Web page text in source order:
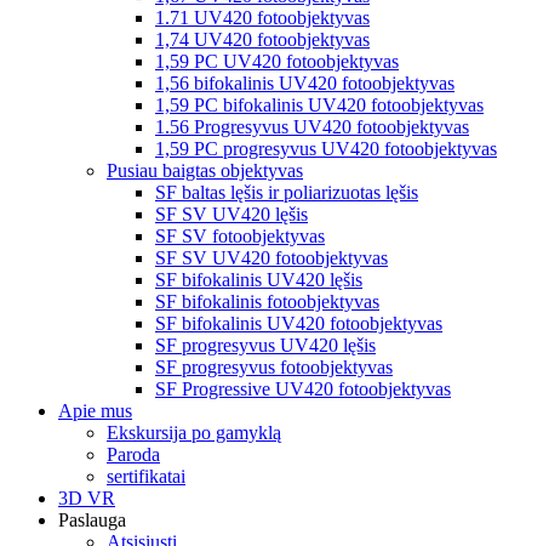
1.71 UV420 fotoobjektyvas
1,74 UV420 fotoobjektyvas
1,59 PC UV420 fotoobjektyvas
1,56 bifokalinis UV420 fotoobjektyvas
1,59 PC bifokalinis UV420 fotoobjektyvas
1.56 Progresyvus UV420 fotoobjektyvas
1,59 PC progresyvus UV420 fotoobjektyvas
Pusiau baigtas objektyvas
SF baltas lęšis ir poliarizuotas lęšis
SF SV UV420 lęšis
SF SV fotoobjektyvas
SF SV UV420 fotoobjektyvas
SF bifokalinis UV420 lęšis
SF bifokalinis fotoobjektyvas
SF bifokalinis UV420 fotoobjektyvas
SF progresyvus UV420 lęšis
SF progresyvus fotoobjektyvas
SF Progressive UV420 fotoobjektyvas
Apie mus
Ekskursija po gamyklą
Paroda
sertifikatai
3D VR
Paslauga
Atsisiųsti